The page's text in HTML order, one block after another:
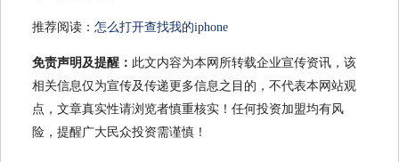
推荐阅读： 怎么打开查找我的iphone
免责声明及提醒： 此文内容为本网所转载企业宣传资讯，该
相关信息仅为宣传及传递更多信息之目的，不代表本网站观
点，文章真实性请浏览者慎重核实！任何投资加盟均有风
险，提醒广大民众投资需谨慎！